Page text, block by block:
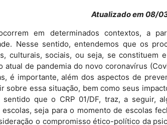
Atualizado em 08/
em determinados contextos, a
Nesse sentido, entendemos que os
culturais, sociais, ou seja, se constituem
de pandemia do novo coronavírus
é importante, além dos aspectos de
essa situação, bem como seus
que o CRP 01/DF, traz, a seguir,
seja para o momento de escolas
o compromisso ético-político da